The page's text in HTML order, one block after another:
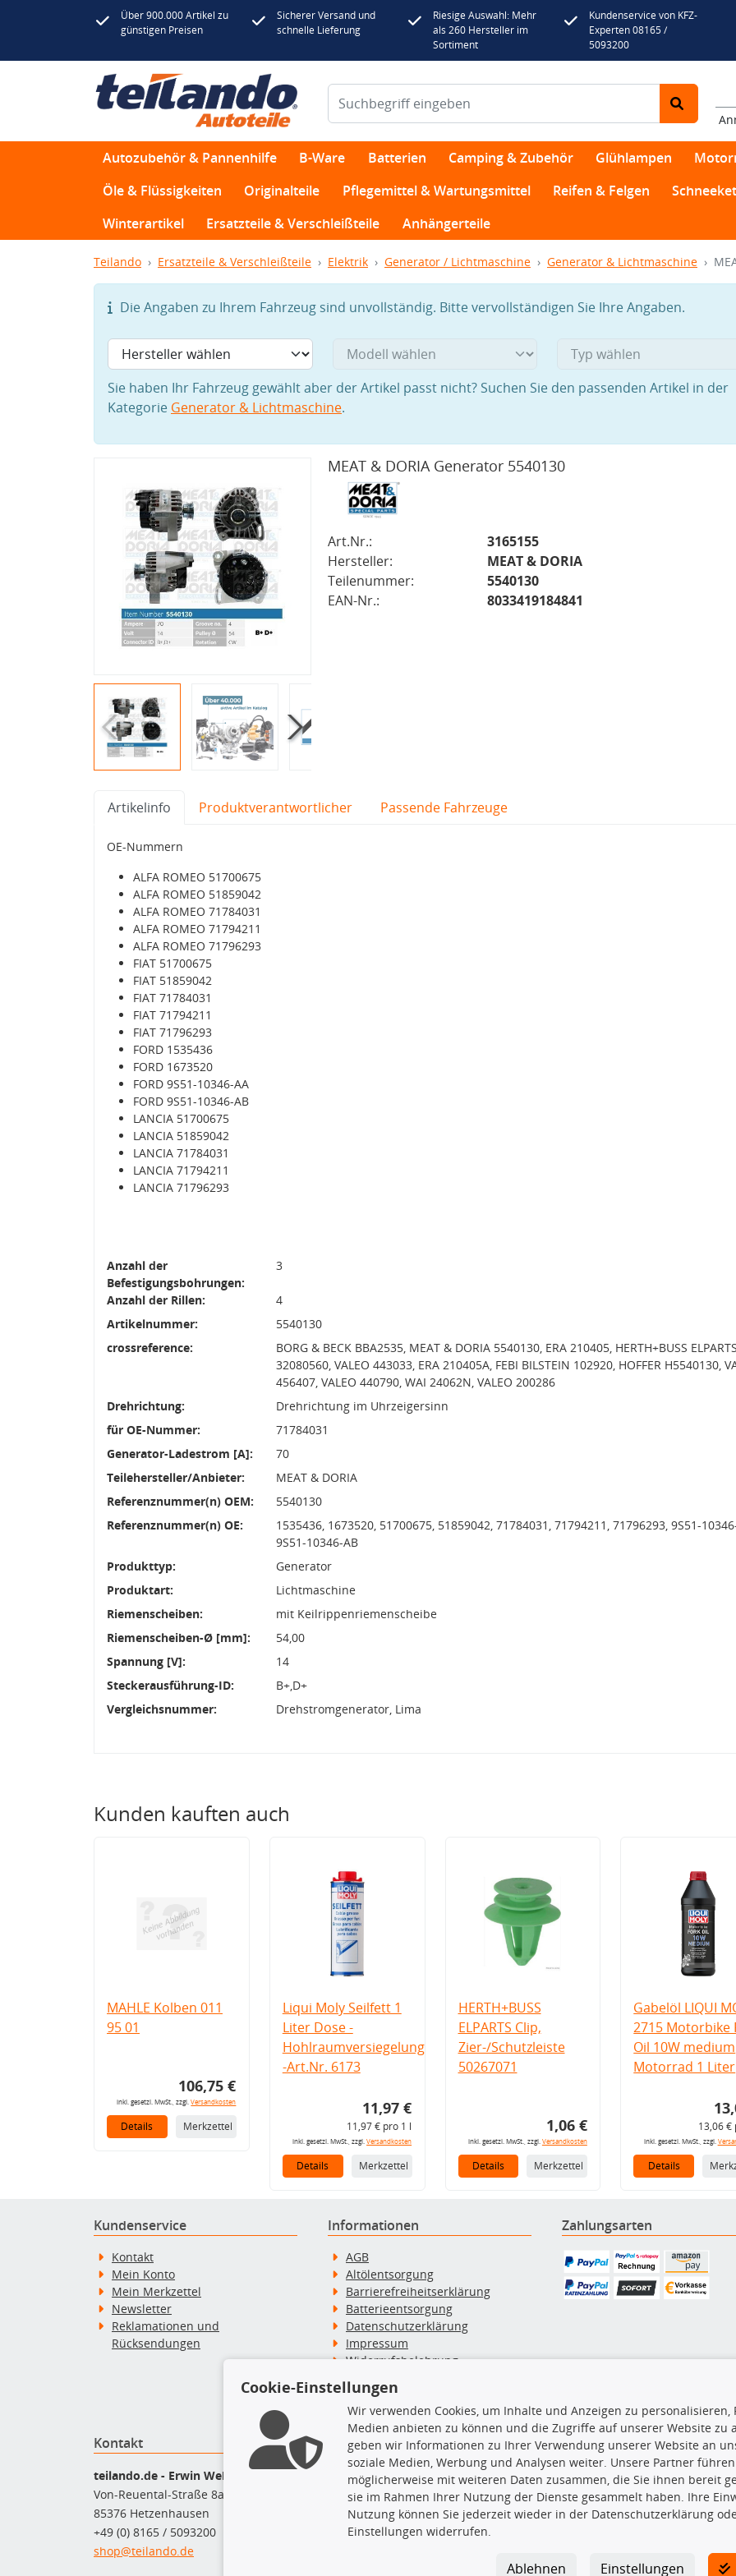
Über 900.000 Artikel zu
günstigen Preisen
Sicherer Versand und
schnelle Lieferung
Riesige Auswahl: Mehr
als 260 Hersteller im
Sortiment
Kundenservice von KFZ-
Experten 08165 /
5093200
Autozubehör & Pannenhilfe B-Ware Batterien Camping & Zubehör Glühlampen
Öle & Flüssigkeiten
Originalteile Pflegemittel & Wartungsmittel Reifen & Felgen
Winterartikel
Ersatzteile & Verschleißteile Anhängerteile
Teilando Ersatzteile & Verschleißteile Elektrik Generator / Lichtmaschine Generator & Lichtmaschine
Die Angaben zu Ihrem Fahrzeug sind unvollständig. Bitte vervollständigen Sie Ihre Angaben.
Sie haben Ihr Fahrzeug gewählt aber der Artikel passt nicht? Suchen Sie den passenden Artikel in der
Kategorie Generator & Lichtmaschine.
MEAT & DORIA Generator 5540130
Art.Nr.:
3165155
Hersteller:
MEAT & DORIA
Teilenummer:
5540130
EAN-Nr.:
8033419184841
Artikelinfo Produktverantwortlicher Passende Fahrzeuge
OE-Nummern
ALFA ROMEO 51700675
ALFA ROMEO 51859042
ALFA ROMEO 71784031
ALFA ROMEO 71794211
ALFA ROMEO 71796293
FIAT 51700675
FIAT 51859042
FIAT 71784031
FIAT 71794211
FIAT 71796293
FORD 1535436
FORD 1673520
FORD 9S51-10346-AA
FORD 9S51-10346-AB
LANCIA 51700675
LANCIA 51859042
LANCIA 71784031
LANCIA 71794211
LANCIA 71796293
Anzahl der
Befestigungsbohrungen:
3
Anzahl der Rillen:
4
Artikelnummer:
5540130
crossreference:
BORG & BECK BBA2535, MEAT & DORIA 5540130, ERA 210405, HERTH+BUSS
32080560, VALEO 443033, ERA 210405A, FEBI BILSTEIN 102920, HOFFER H5540130,
456407, VALEO 440790, WAI 24062N, VALEO 200286
Drehrichtung:
Drehrichtung im Uhrzeigersinn
für OE-Nummer:
71784031
Generator-Ladestrom [A]:
70
Teilehersteller/Anbieter:
MEAT & DORIA
Referenznummer(n) OEM:
5540130
Referenznummer(n) OE:
1535436, 1673520, 51700675, 51859042, 71784031, 71794211, 71796293, 9S51-
9S51-10346-AB
Produkttyp:
Generator
Produktart:
Lichtmaschine
Riemenscheiben:
mit Keilrippenriemenscheibe
Riemenscheiben-Ø [mm]:
54,00
Spannung [V]:
14
Steckerausführung-ID:
B+,D+
Vergleichsnummer:
Drehstromgenerator, Lima
Kunden kauften auch
MAHLE Kolben 011
95 01
106,75 €
inkl. gesetzl. MwSt., zzgl.Versandkosten
Details Merkzettel
Liqui Moly Seilfett 1
Liter Dose -
Hohlraumversiegelung
-Art.Nr. 6173
11,97 €
11,97 € pro 1 l
inkl. gesetzl. MwSt., zzgl.Versandkosten
Details Merkzettel
HERTH+BUSS
ELPARTS Clip,
Zier-/Schutzleiste
50267071
1,06 €
inkl. gesetzl. MwSt., zzgl. Versandkosten
Details Merkzettel
Gabelöl LIQUI
2715 Motorbike
Oil 10W medium
Motorrad 1 Liter
13,06 €
inkl. gesetzl. MwSt., zzgl.
Details
Kundenservice
Kontakt
Mein Konto
Mein Merkzettel
Newsletter
Reklamationen und
Rücksendungen
Informationen
AGB
Altölentsorgung
Barrierefreiheitserklärung
Batterieentsorgung
Datenschutzerklärung
Impressum
Widerrufsbelehrung
Widerruf des Vertrags
Zahlung & Versand
Zahlungsarten
Kontakt
teilando.de - Erwin Weber GmbH
Von-Reuental-Straße 8a
85376 Hetzenhausen
+49 (0) 8165 / 5093200
shop@teilando.de
Top Produkte
Beleuchtung
Bremsbeläge
Bremsscheiben
Kupplungssatz
Querlenker
TecDoc Inside
Es ist zu unterlassen, die Daten oder
Cookie-Einstellungen
Wir verwenden Cookies, um Inhalte und Anzeigen zu
Medien anbieten zu können und die Zugriffe auf unserer Website zu
geben wir Informationen zu Ihrer Verwendung unserer Website an
soziale Medien, Werbung und Analysen weiter. Unsere Partner
möglicherweise mit weiteren Daten zusammen, die Sie ihnen bereit
sie im Rahmen Ihrer Nutzung der Dienste gesammelt haben. Ihre
Nutzung können Sie jederzeit wieder in der Datenschutzerklärung
Einstellungen widerrufen.
Einstellungen
Ablehnen